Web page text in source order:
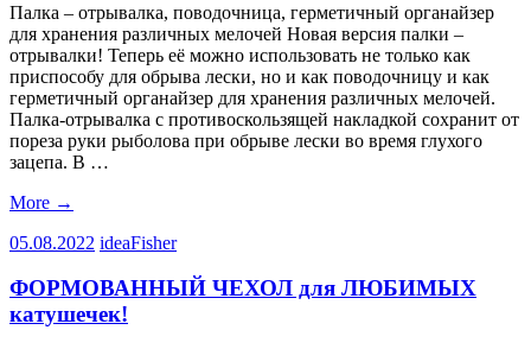
Палка – отрывалка, поводочница, герметичный органайзер
для хранения различных мелочей Новая версия палки –
отрывалки! Теперь её можно использовать не только как
приспособу для обрыва лески, но и как поводочницу и как
герметичный органайзер для хранения различных мелочей.
Палка-отрывалка с противоскользящей накладкой сохранит от
пореза руки рыболова при обрыве лески во время глухого
зацепа. В …
More →
05.08.2022 ideaFisher
ФОРМОВАННЫЙ ЧЕХОЛ для ЛЮБИМЫХ
катушечек!